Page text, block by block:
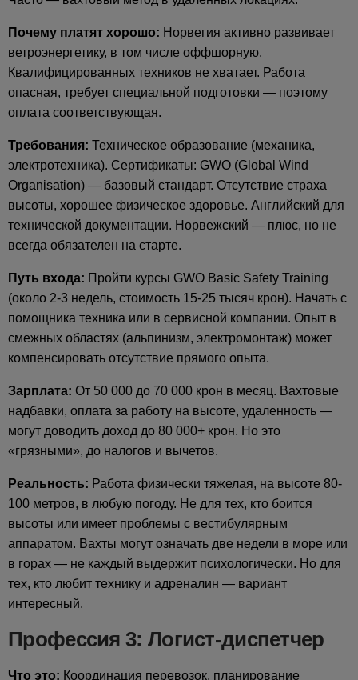
Почему платят хорошо: Норвегия активно развивает
ветроэнергетику, в том числе оффшорную.
Квалифицированных техников не хватает. Работа
опасная, требует специальной подготовки — поэтому
оплата соответствующая.
Требования: Техническое образование (механика,
электротехника). Сертификаты: GWO (Global Wind
Organisation) — базовый стандарт. Отсутствие страха
высоты, хорошее физическое здоровье. Английский для
технической документации. Норвежский — плюс, но не
всегда обязателен на старте.
Путь входа: Пройти курсы GWO Basic Safety Training
(около 2-3 недель, стоимость 15-25 тысяч крон). Начать с
помощника техника или в сервисной компании. Опыт в
смежных областях (альпинизм, электромонтаж) может
компенсировать отсутствие прямого опыта.
Зарплата: От 50 000 до 70 000 крон в месяц. Вахтовые
надбавки, оплата за работу на высоте, удаленность —
могут доводить доход до 80 000+ крон. Но это
«грязными», до налогов и вычетов.
Реальность: Работа физически тяжелая, на высоте 80-
100 метров, в любую погоду. Не для тех, кто боится
высоты или имеет проблемы с вестибулярным
аппаратом. Вахты могут означать две недели в море или
в горах — не каждый выдержит психологически. Но для
тех, кто любит технику и адреналин — вариант
интересный.
Профессия 3: Логист-диспетчер
Что это: Координация перевозок, планирование